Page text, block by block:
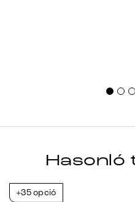
+35 opció